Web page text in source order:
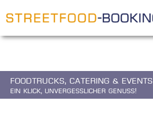
Foodtrucks, Catering & Events
Ein Klick, unvergesslicher Genuss!